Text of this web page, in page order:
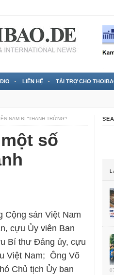
LIÊN HỆ TÀI TRỢ CHO
NAM BỊ “THANH TRỪNG”!
số
Cộng sản Việt Nam
cựu Ủy viên Ban
Bí thư Đảng ủy, cựu
Việt Nam; Ông Võ
Chủ tịch Ủy ban